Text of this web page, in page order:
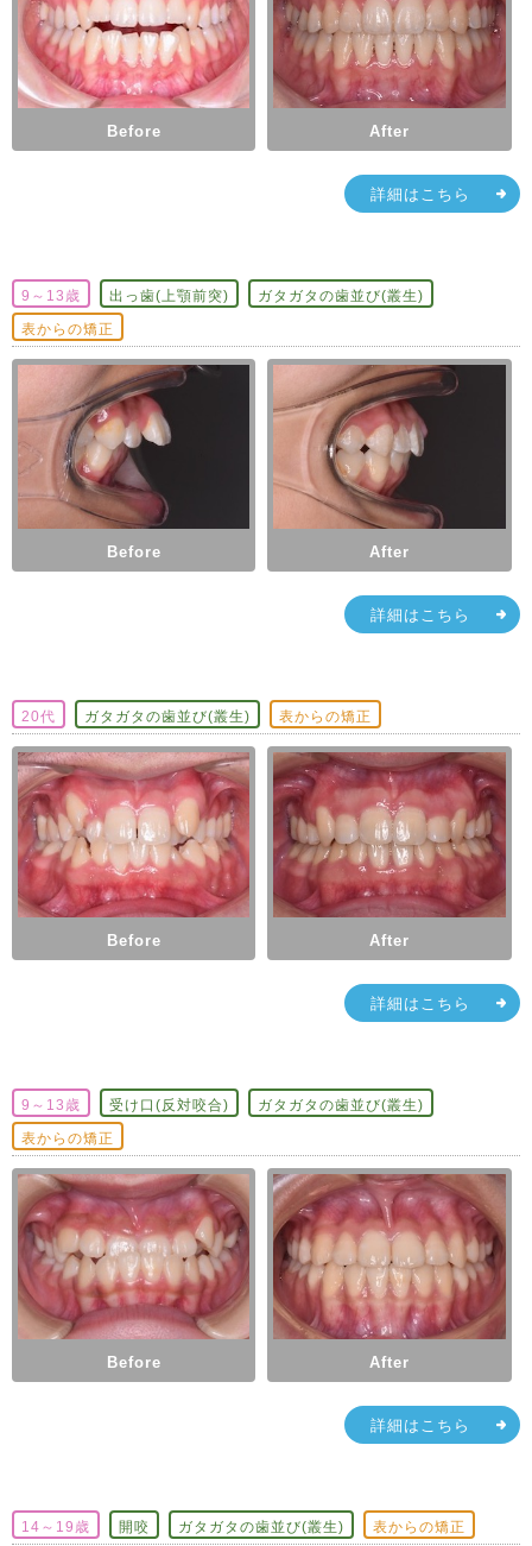
Before After
詳細はこちら
9～13歳 出っ歯(上顎前突) ガタガタの歯並び(叢生)
表からの矯正
Before After
詳細はこちら
20代 ガタガタの歯並び(叢生) 表からの矯正
Before After
詳細はこちら
9～13歳 受け口(反対咬合) ガタガタの歯並び(叢生)
表からの矯正
Before After
詳細はこちら
14～19歳 開咬 ガタガタの歯並び(叢生) 表からの矯正